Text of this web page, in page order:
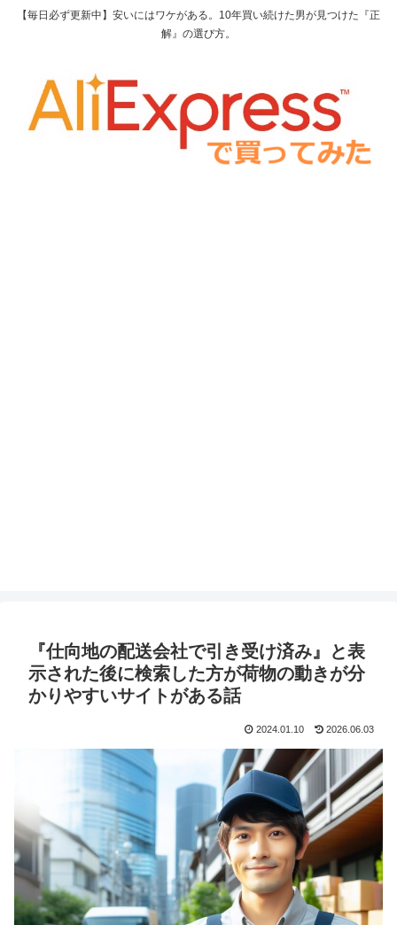
【毎日必ず更新中】安いにはワケがある。10年買い続けた男が見つけた『正
解』の選び方。
『仕向地の配送会社で引き受け済み』と表
示された後に検索した方が荷物の動きが分
かりやすいサイトがある話
2024.01.10 2026.06.03